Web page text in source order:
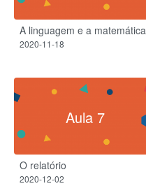
A linguagem e a matemática
2020-11-18
Aula 7
O relatório
2020-12-02